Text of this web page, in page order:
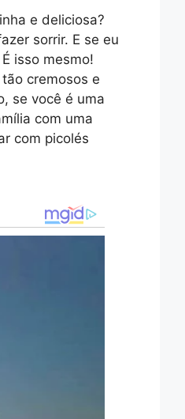
e deliciosa?
sorrir. E se eu
isso mesmo!
cremosos e
se você é uma
com uma
com picolés